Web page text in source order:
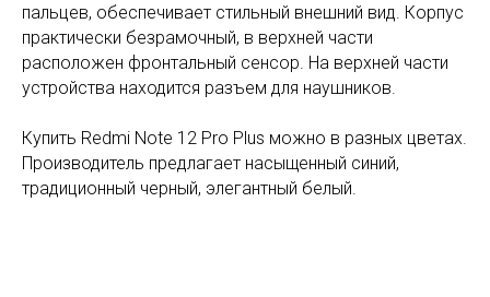
пальцев, обеспечивает стильный внешний вид. Корпус
практически безрамочный, в верхней части
расположен фронтальный сенсор. На верхней части
устройства находится разъем для наушников.
Купить Redmi Note 12 Pro Plus можно в разных цветах.
Производитель предлагает насыщенный синий,
традиционный черный, элегантный белый.